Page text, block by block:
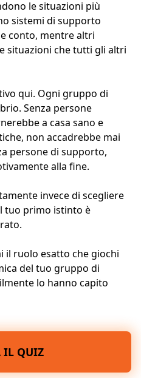
le situazioni più
sistemi di supporto
conto, mentre altri
situazioni che tutti gli altri
qui. Ogni gruppo di
Senza persone
a casa sano e
non accadrebbe mai
persone di supporto,
alla fine.
invece di scegliere
tuo primo istinto è
il ruolo esatto che giochi
del tuo gruppo di
lo hanno capito
QUIZ